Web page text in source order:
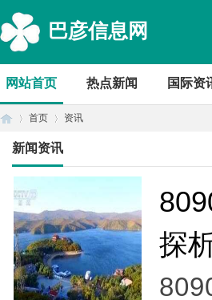
巴彦信息网
网站首页 热点新闻 国际资
首页 资讯
新闻资讯
探